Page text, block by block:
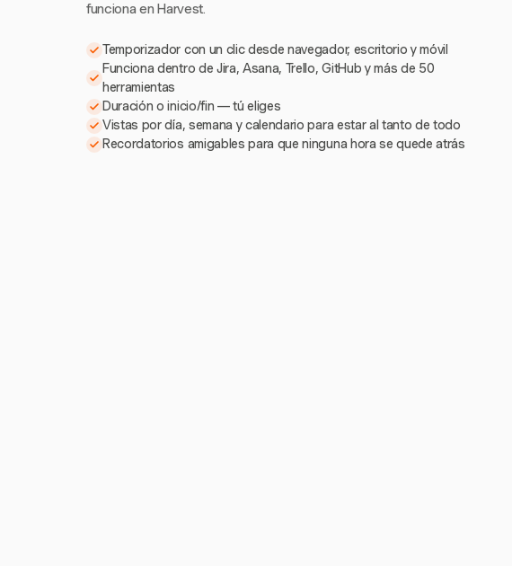
funciona en Harvest.
Temporizador con un clic desde navegador, escritorio y móvil
Funciona dentro de Jira, Asana, Trello, GitHub y más de 50
herramientas
Duración o inicio/fin — tú eliges
Vistas por día, semana y calendario para estar al tanto de todo
Recordatorios amigables para que ninguna hora se quede atrás